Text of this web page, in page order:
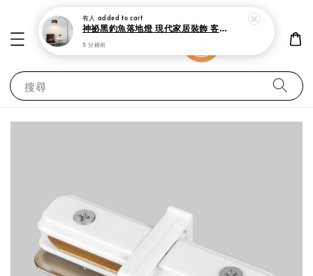
搜尋
有人 added to cart
神祕黑釣魚落地燈 現代家居裝飾 客廳 書房與臥室立燈
5 分鐘前